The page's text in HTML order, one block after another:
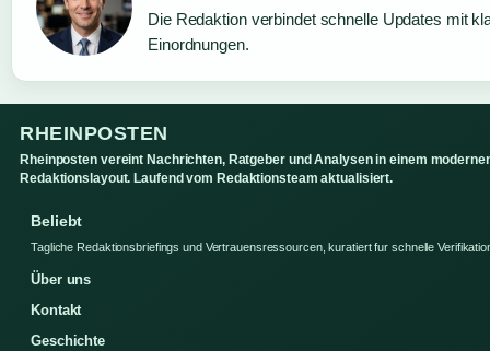
Die Redaktion verbindet schnelle Updates mit
Einordnungen.
RHEINPOSTEN
Rheinposten vereint Nachrichten, Ratgeber und Analysen in einem
Redaktionslayout. Laufend vom Redaktionsteam aktualisiert.
Beliebt
Tagliche Redaktionsbriefings und Vertrauensressourcen, kuratiert fur schnelle
Über uns
Kontakt
Geschichte